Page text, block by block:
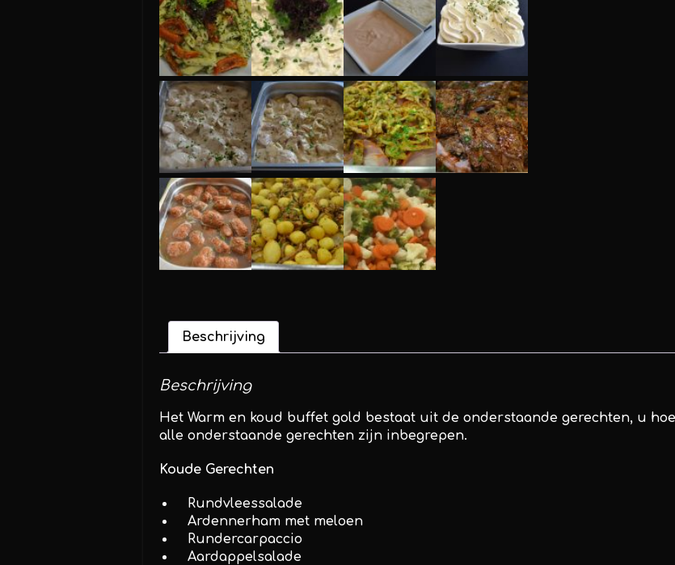
Beschrijving
Beschrijving
Het Warm en koud buffet gold bestaat uit de onderstaande gerechten, u
alle onderstaande gerechten zijn inbegrepen.
Koude Gerechten
Rundvleessalade
Ardennerham met meloen
Rundercarpaccio
Aardappelsalade